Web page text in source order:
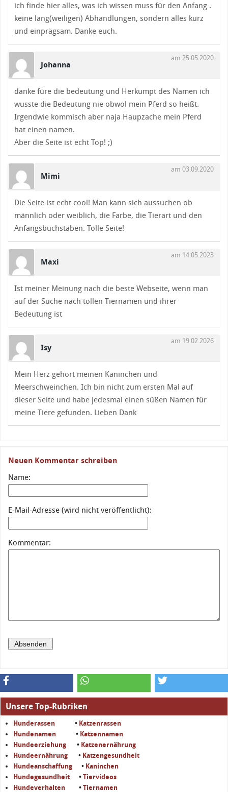
ich finde hier alles, was ich wissen muss für den Anfang .
keine lang(weiligen) Abhandlungen, sondern alles kurz
und einprägsam. Danke euch.
Johanna
am 25.05.2020
danke füre die bedeutung und Herkumpt des Namen ich
wusste die Bedeutung nie obwol mein Pferd so heißt.
Irgendwie kommisch aber naja Haupzache mein Pferd
hat einen namen.
Aber die Seite ist echt Top! ;)
Mimi
am 03.09.2020
Die Seite ist echt cool! Man kann sich aussuchen ob
männlich oder weiblich, die Farbe, die Tierart und den
Anfangsbuchstaben. Tolle Seite!
Maxi
am 14.05.2023
Ist meiner Meinung nach die beste Webseite, wenn man
auf der Suche nach tollen Tiernamen und ihrer
Bedeutung ist
Isy
am 19.02.2026
Mein Herz gehört meinen Kaninchen und
Meerschweinchen. Ich bin nicht zum ersten Mal auf
dieser Seite und habe jedesmal einen süßen Namen für
meine Tiere gefunden. Lieben Dank
Neuen Kommentar schreiben
Name:
E-Mail-Adresse (wird nicht veröffentlicht):
Kommentar:
Unsere Top-Rubriken
Hunderassen • Katzenrassen
Hundenamen
• Katzennamen
Hundeerziehung • Katzenernährung
Hundeernährung • Katzengesundheit
Hundeanschaffung • Kaninchen
Hundegesundheit • Tiervideos
Hundeverhalten • Tiernamen